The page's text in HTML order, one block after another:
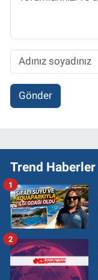
Gönder
Trend Haberler
1
2